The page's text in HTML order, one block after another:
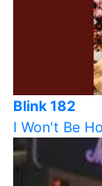
Blink 182
I Won't Be